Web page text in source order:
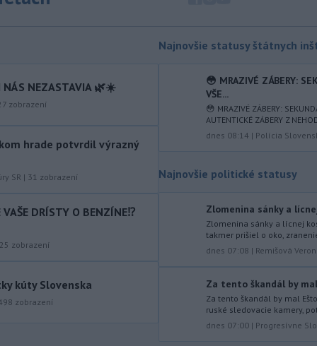
- Senát Spojených štátov v
energetického sektora.
Slovenská polícia prispela k
objasneniu prípadu prevádzačstva,
ktorý sa podarilo ukončiť
Maďarsku.
bratislavskej rafinérii Slovnaft je
Príčina jeho vzniku
bude predmetom vyšetrovania. Pre
TASR to potvrdil hovorca rafinérie
Ministerstvo kultúry (MK) SR
upraví verziu opatrenia o
podrobnostiach poskytovania dotácií v
NÁS NEZASTAVIA 🌿☀️
zobrazení
hrade potvrdil výrazný
SR | 31 zobrazení
DRÍSTY O BENZÍNE⁉️
zobrazení
kúty Slovenska
zobrazení
Najnovšie statusy štátnych
😳 MRAZIVÉ ZÁBERY:
VŠE...
😳 MRAZIVÉ ZÁBERY:
AUTENTICKÉ ZÁBERY Z
dnes 08:14 | Polícia
Najnovšie politické statusy
Zlomenina sánky a
Zlomenina sánky a lícnej
takmer prišiel o oko,
dnes 07:08 | Remišová
Za tento škandál by
Za tento škandál by mal
ruské sledovacie kamery,
dnes 07:00 | Progresívne